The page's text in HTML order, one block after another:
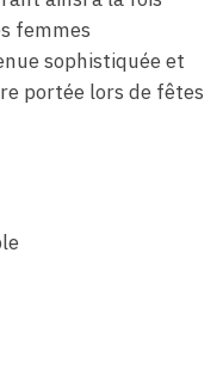
femmes
sophistiquée et
portée lors de fêtes